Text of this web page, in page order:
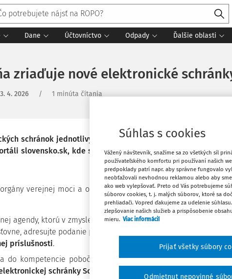
Dane Účtovníctvo Odpady Ďalšie oblasti
zriaďuje nové elektronické
4. 2026 / 1 minúta čítania
schránok jednotlivých pobočiek Sociálnej poisťovne bude
slovensko.sk, kde si vyberiete správnu schránku pre vaše
verejnej moci a občanov, aby svoje elektronické podania
agendy, ktorú v zmysle platných predpisov vybavuje konkrétna
adresujte podanie priamo do
príslušnosti.
do kompetencie pobočiek, tzv.všeobecné podania,zasielajte
schránky Sociálnej poisťovne (ústredia)
Súhlas s cookies
Vážený návštevník, snažíme sa zo všetkých síl
používateľského komfortu pri používaní našich
predpoklady patrí napr. aby správne fungovalo
neobťažovali nevhodnou reklamou alebo aby
ako web vylepšovať. Preto od Vás potrebujeme
súborov cookies, t. j. malých súborov, ktoré sa
prehliadači. Vopred ďakujeme za udelenie
zlepšovanie našich služieb a prispôsobenie
mieru. Viac informácií
Odmietnut nepovinné
Prijať všetky súbory